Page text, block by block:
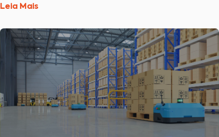
Leia Mais